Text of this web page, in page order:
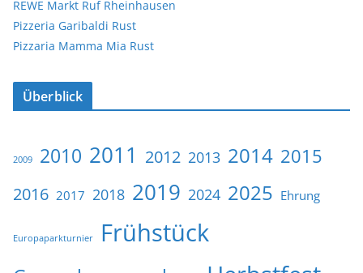
REWE Markt Ruf Rheinhausen
Pizzeria Garibaldi Rust
Pizzaria Mamma Mia Rust
Überblick
2009 2010 2011 2012 2013 2014 2015
2016 2017 2018 2019 2024 2025 Ehrung
Europaparkturnier Frühstück